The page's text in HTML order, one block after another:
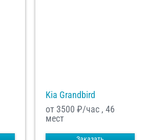
Kia Grandbird
от 3500 ₽/час , 46
мест